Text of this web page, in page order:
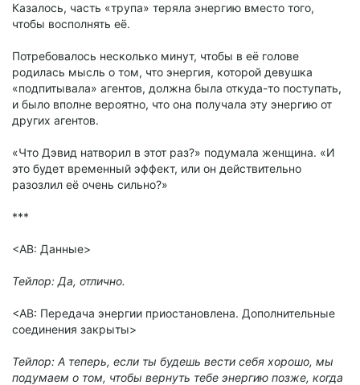
Казалось, часть «трупа» теряла энергию вместо того,
чтобы восполнять её.
Потребовалось несколько минут, чтобы в её голове
родилась мысль о том, что энергия, которой девушка
«подпитывала» агентов, должна была откуда-то поступать,
и было вполне вероятно, что она получала эту энергию от
других агентов.
«Что Дэвид натворил в этот раз?» подумала женщина. «И
это будет временный эффект, или он действительно
разозлил её очень сильно?»
***
<АВ: Данные>
Тейлор: Да, отлично.
<АВ: Передача энергии приостановлена. Дополнительные
соединения закрыты>
Тейлор: А теперь, если ты будешь вести себя хорошо, мы
подумаем о том, чтобы вернуть тебе энергию позже, когда